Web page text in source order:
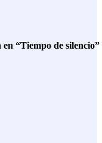
“Tiempo de silencio”